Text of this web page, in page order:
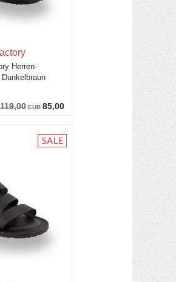
119,00 EUR 85,00
Herren-